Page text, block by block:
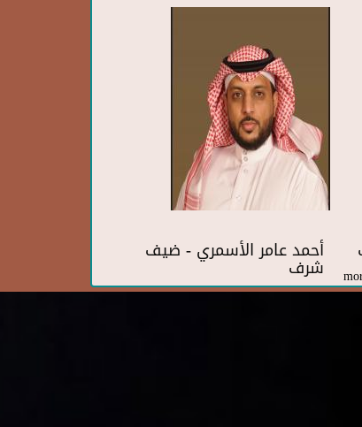
أحمد عامر الأسمري - ضيف
شرف